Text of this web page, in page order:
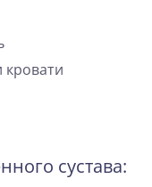
кровати
сустава: